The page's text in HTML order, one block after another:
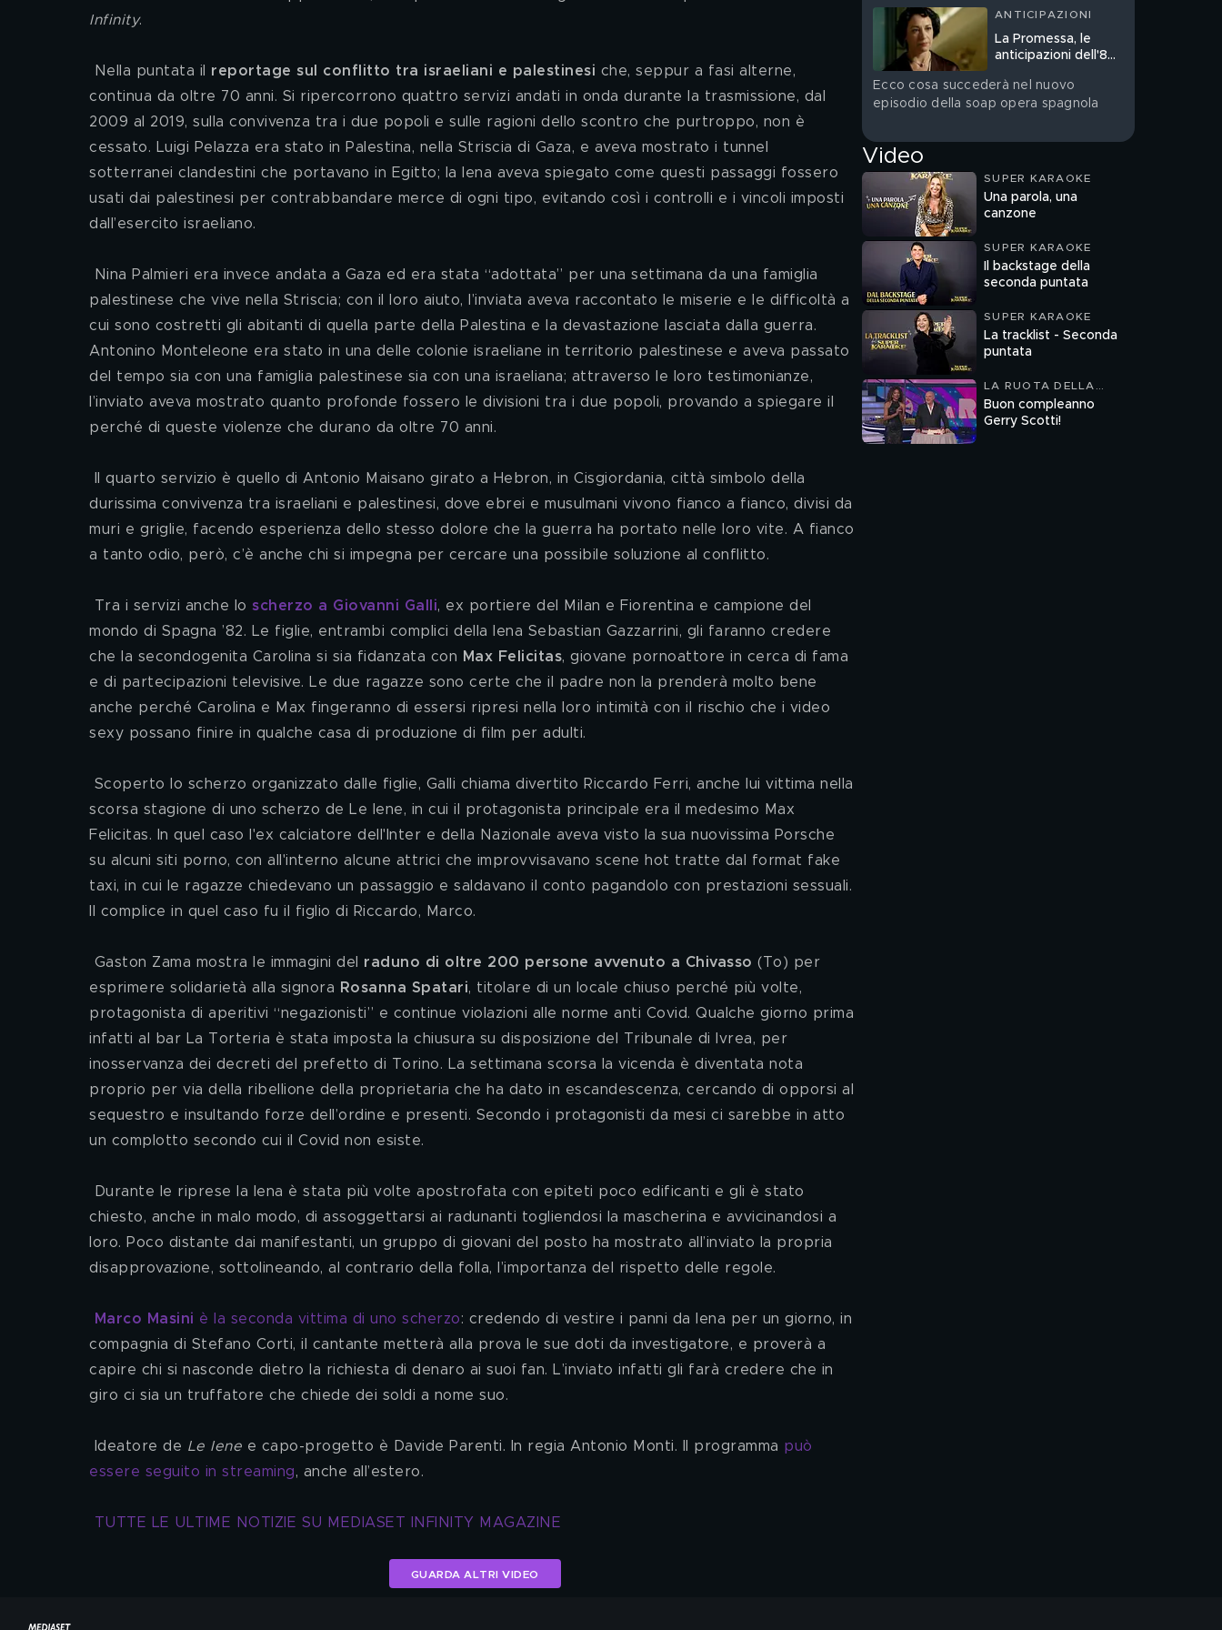
Infinity.
Nella puntata il reportage sul conflitto tra israeliani e palestinesi che, seppur a fasi alterne,
continua da oltre 70 anni. Si ripercorrono quattro servizi andati in onda durante la trasmissione, dal
2009 al 2019, sulla convivenza tra i due popoli e sulle ragioni dello scontro che purtroppo, non è
cessato. Luigi Pelazza era stato in Palestina, nella Striscia di Gaza, e aveva mostrato i tunnel
sotterranei clandestini che portavano in Egitto; la Iena aveva spiegato come questi passaggi fossero
usati dai palestinesi per contrabbandare merce di ogni tipo, evitando così i controlli e i vincoli imposti
dall’esercito israeliano.
palestinese che vive nella Striscia; con il loro aiuto, l’inviata aveva raccontato le miserie e le difficoltà a
cui sono costretti gli abitanti di quella parte della Palestina e la devastazione lasciata dalla guerra.
Antonino Monteleone era stato in una delle colonie israeliane in territorio palestinese e aveva passato
del tempo sia con una famiglia palestinese sia con una israeliana; attraverso le loro testimonianze,
l’inviato aveva mostrato quanto profonde fossero le divisioni tra i due popoli, provando a spiegare il
perché di queste violenze che durano da oltre 70 anni.
durissima convivenza tra israeliani e palestinesi, dove ebrei e musulmani vivono fianco a fianco, divisi da
muri e griglie, facendo esperienza dello stesso dolore che la guerra ha portato nelle loro vite. A fianco
a tanto odio, però, c’è anche chi si impegna per cercare una possibile soluzione al conflitto.
Tra i servizi anche lo scherzo a Giovanni Galli, ex portiere del Milan e Fiorentina e campione del
mondo di Spagna ’82. Le figlie, entrambi complici della Iena Sebastian Gazzarrini, gli faranno credere
che la secondogenita Carolina si sia fidanzata con
Max Felicitas, giovane pornoattore in cerca di fama
e di partecipazioni televisive. Le due ragazze sono certe che il padre non la prenderà molto bene
anche perché Carolina e Max fingeranno di essersi ripresi nella loro intimità con il rischio che i video
sexy possano finire in qualche casa di produzione di film per adulti.
scorsa stagione di uno scherzo de Le Iene, in cui il protagonista principale era il medesimo Max
Felicitas. In quel caso l'ex calciatore dell'Inter e della Nazionale aveva visto la sua nuovissima Porsche
su alcuni siti porno, con all'interno alcune attrici che improvvisavano scene hot tratte dal format fake
taxi, in cui le ragazze chiedevano un passaggio e saldavano il conto pagandolo con prestazioni sessuali.
Il complice in quel caso fu il figlio di Riccardo, Marco.
Gaston Zama mostra le immagini del raduno di oltre 200 persone avvenuto a Chivasso (To) per
esprimere solidarietà alla signora
Rosanna Spatari, titolare di un locale chiuso perché più volte,
protagonista di aperitivi “negazionisti” e continue violazioni alle norme anti Covid. Qualche giorno prima
infatti al bar La Torteria è stata imposta la chiusura su disposizione del Tribunale di Ivrea, per
inosservanza dei decreti del prefetto di Torino. La settimana scorsa la vicenda è diventata nota
proprio per via della ribellione della proprietaria che ha dato in escandescenza, cercando di opporsi al
sequestro e insultando forze dell’ordine e presenti. Secondo i protagonisti da mesi ci sarebbe in atto
un complotto secondo cui il Covid non esiste.
chiesto, anche in malo modo, di assoggettarsi ai radunanti togliendosi la mascherina e avvicinandosi a
loro. Poco distante dai manifestanti, un gruppo di giovani del posto ha mostrato all’inviato la propria
disapprovazione, sottolineando, al contrario della folla, l’importanza del rispetto delle regole.
Marco Masini è la seconda vittima di uno scherzo: credendo di vestire i panni da Iena per un giorno, in
compagnia di Stefano Corti, il cantante metterà alla prova le sue doti da investigatore, e proverà a
capire chi si nasconde dietro la richiesta di denaro ai suoi fan. L’inviato infatti gli farà credere che in
giro ci sia un truffatore che chiede dei soldi a nome suo.
Ideatore de Le Iene e capo-progetto è Davide Parenti. In regia Antonio Monti. Il programma può
essere seguito in streaming, anche all’estero.
TUTTE LE ULTIME NOTIZIE SU MEDIASET INFINITY MAGAZINE
GUARDA ALTRI VIDEO
ANTICIPAZIONI
La Promessa, le
anticipazioni dell'8
serata
Ecco cosa succederà nel nuovo
episodio della soap opera spagnola
Video
SUPER KARAOKE
Una parola, una
canzone
SUPER KARAOKE
Il backstage della
seconda puntata
SUPER KARAOKE
La tracklist - Seconda
puntata
LA RUOTA DELLA
FORTUNA
Buon compleanno
Gerry Scotti!